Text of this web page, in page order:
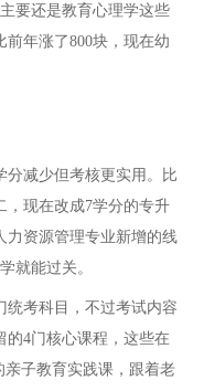
要还是教育心理学这些
年涨了800块，现在幼
分减少但考核更实用。比
，现在改成7学分的专升
力资源管理专业新增的线
就能过关。
统考科目，不过考试内容
的4门核心课程，这些在
亲子教育实践课，跟着老